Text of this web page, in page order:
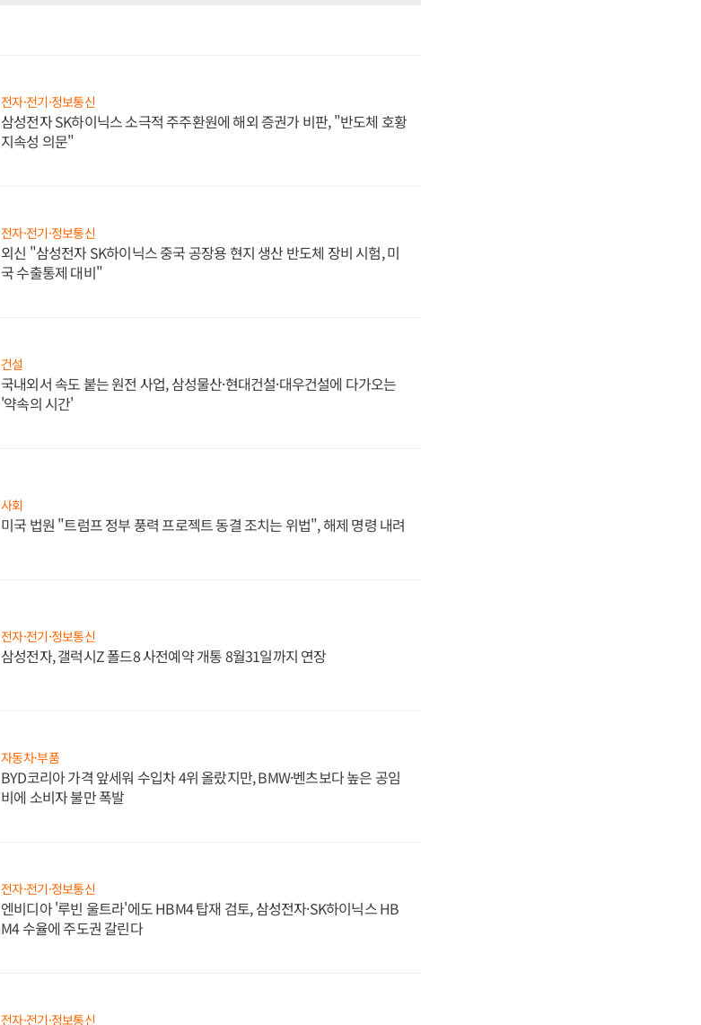
전자·전기·정보통신
삼성전자 SK하이닉스 소극적 주주환원에 해외 증권가 비판, "반도체 호황
지속성 의문"
전자·전기·정보통신
외신 "삼성전자 SK하이닉스 중국 공장용 현지 생산 반도체 장비 시험, 미
국 수출통제 대비"
건설
국내외서 속도 붙는 원전 사업, 삼성물산·현대건설·대우건설에 다가오는
'약속의 시간'
사회
미국 법원 "트럼프 정부 풍력 프로젝트 동결 조치는 위법", 해제 명령 내려
전자·전기·정보통신
삼성전자, 갤럭시Z 폴드8 사전예약 개통 8월31일까지 연장
자동차·부품
BYD코리아 가격 앞세워 수입차 4위 올랐지만, BMW·벤츠보다 높은 공임
비에 소비자 불만 폭발
전자·전기·정보통신
엔비디아 '루빈 울트라'에도 HBM4 탑재 검토, 삼성전자·SK하이닉스 HB
M4 수율에 주도권 갈린다
전자·전기·정보통신